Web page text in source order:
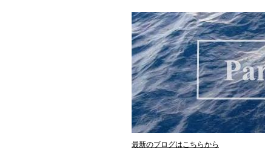
最新のブログはこちらから